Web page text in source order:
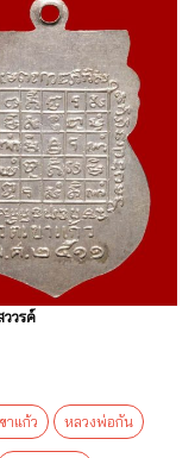
วรค์
าแก้ว หลวงพ่อกัน